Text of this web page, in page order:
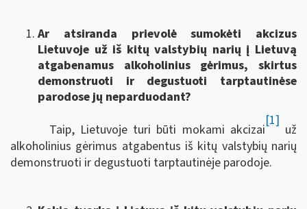
Ar atsiranda prievolė sumokėti akcizus
Lietuvoje už iš kitų valstybių narių į Lietuvą
atgabenamus alkoholinius gėrimus, skirtus
demonstruoti ir degustuoti tarptautinėse
parodose jų neparduodant?
Taip, Lietuvoje turi būti mokami akcizai
[1]
už
alkoholinius gėrimus atgabentus iš kitų valstybių narių
demonstruoti ir degustuoti tarptautinėje parodoje.